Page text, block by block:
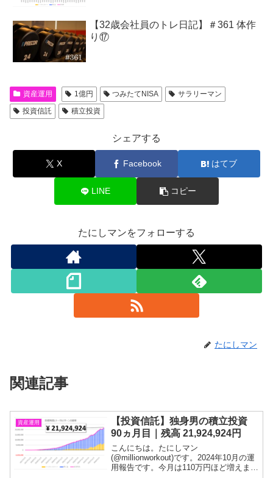
【32歳会社員のトレ日記】＃361 体作
り⑰
資産運用 1億円 つみたてNISA
サラリーマン
投資信託
積立投資
シェアする
X Facebook はてブ
LINE コピー
たにしマンをフォローする
たにしマン
関連記事
資産運用
【投資信託】独身男の積立投資
90ヵ月目｜残高 21,924,924円
こんにちは。たにしマン
(@millionworkout)です。2024年10月の運
用報告です。今月は110万円ほど増えまし